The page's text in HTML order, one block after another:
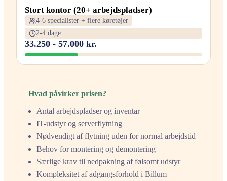
Stort kontor (20+ arbejdspladser)
4-6 specialister + flere køretøjer
2-4 dage
33.250 - 57.000 kr.
Hvad påvirker prisen?
Antal arbejdspladser og inventar
IT-udstyr og serverflytning
Nødvendigt af flytning uden for normal arbejdstid
Behov for montering og demontering
Særlige krav til nedpakning af følsomt udstyr
Kompleksitet af adgangsforhold i Billum